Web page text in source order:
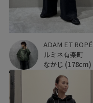
ADAM ET ROPÉ
ルミネ有楽町
なかじ (178cm)